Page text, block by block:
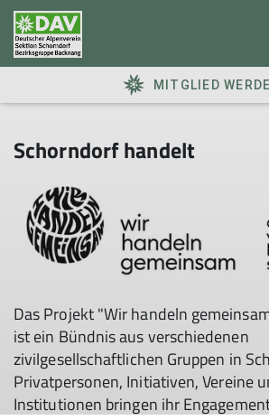
MITGLIED
Schorndorf handelt
Das Projekt "Wir handeln
ist ein Bündnis aus verschiedenen
zivilgesellschaftlichen Gruppen in
Privatpersonen, Initiativen, Vereine
Institutionen bringen ihr